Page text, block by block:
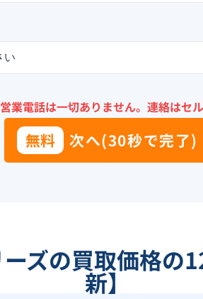
い
業電話は一切ありません。 連絡はセ
無料 次へ(30秒で完了)
ズの買取価格の
新】